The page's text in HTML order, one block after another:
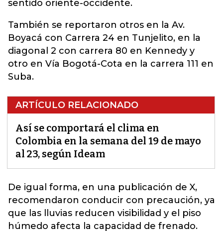
sentido oriente-occidente.
También se reportaron otros en la Av.
Boyacá con Carrera 24 en Tunjelito, en la
diagonal 2 con carrera 80 en Kennedy y
otro en Vía Bogotá-Cota en la carrera 111 en
Suba.
ARTÍCULO RELACIONADO
Así se comportará el clima en
Colombia en la semana del 19 de mayo
al 23, según Ideam
De igual forma, en una publicación de X,
recomendaron conducir con precaución, ya
que las lluvias reducen visibilidad y el piso
húmedo afecta la capacidad de frenado.